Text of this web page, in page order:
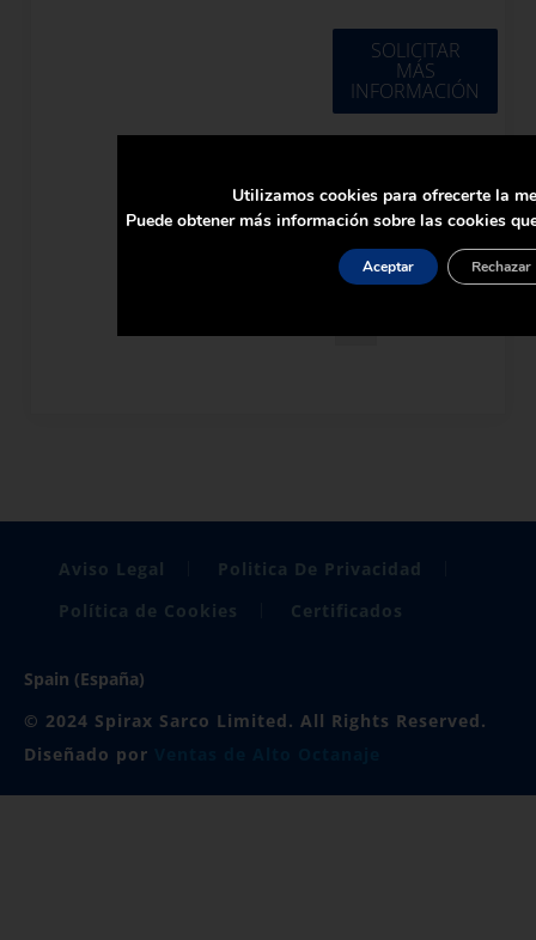
SOLICITAR
MÁS
INFORMACIÓN
«
Anterior
Aviso Legal
Politica De Privacidad
Política de Cookies
Certificados
Spain (España)
© 2024 Spirax Sarco Limited. All Rights Reserved.
Diseñado por
Utilizamos cookies para ofrecerte la
Puede obtener más información sobre las cookies
Aceptar Rechazar